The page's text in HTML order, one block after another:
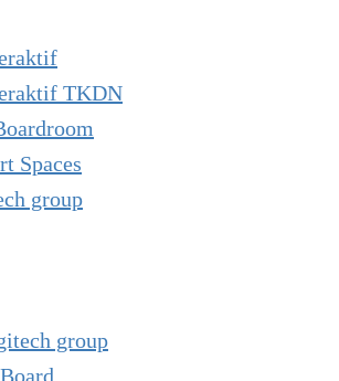
TKDN
Spaces
group
group